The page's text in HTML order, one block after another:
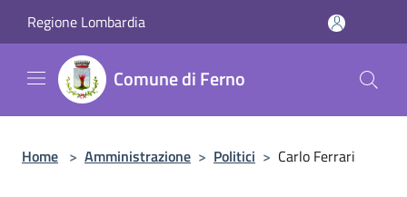
Regione Lombardia
Comune di Ferno
Home > Amministrazione > Politici > Carlo Ferrari